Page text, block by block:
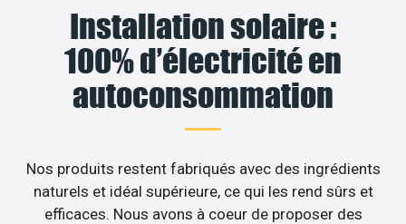
Installation solaire :
100% d’électricité en
autoconsommation
Nos produits restent fabriqués avec des ingrédients
naturels et idéal supérieure, ce qui les rend sûrs et
efficaces. Nous avons à coeur de proposer des